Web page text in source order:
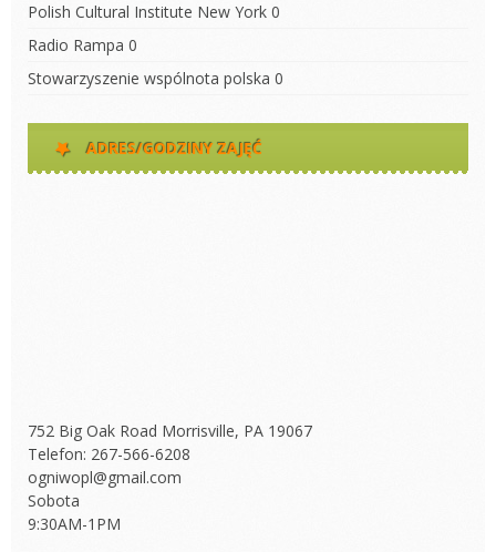
Polish Cultural Institute New York 0
Radio Rampa 0
Stowarzyszenie wspólnota polska 0
ADRES/GODZINY ZAJĘĆ
752 Big Oak Road Morrisville, PA 19067
Telefon: 267-566-6208
ogniwopl@gmail.com
Sobota
9:30AM-1PM